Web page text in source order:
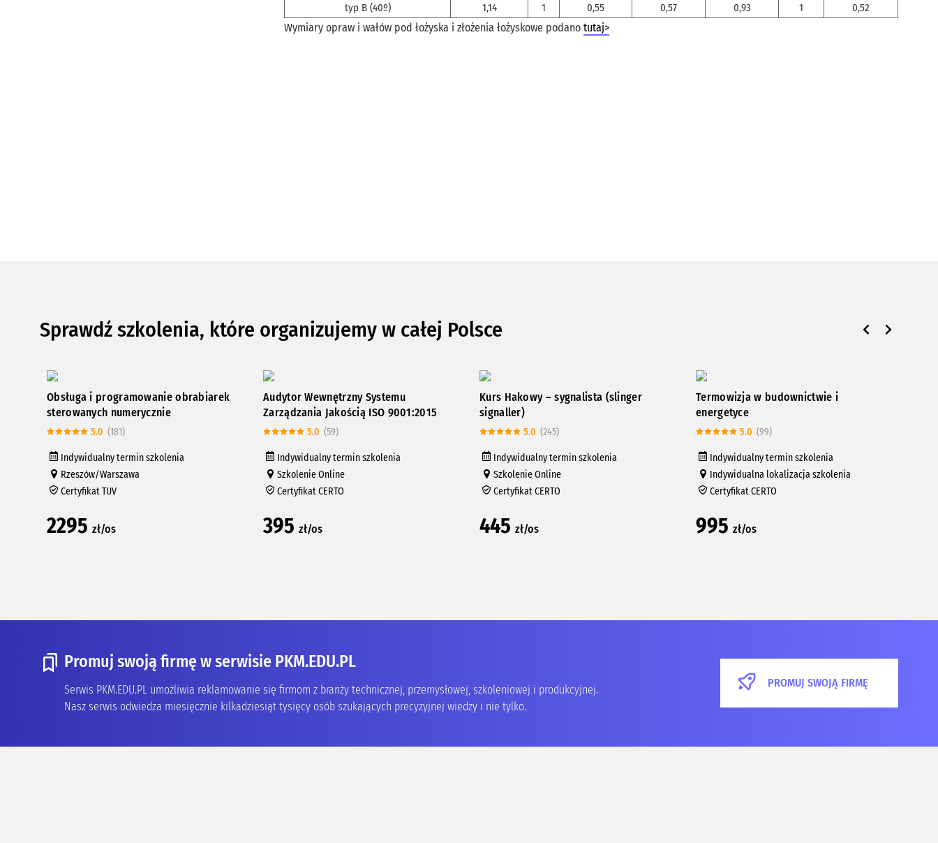
typ B (40º)
1,14 1 0,55 0,57 0,93 1 0,52
Wymiary opraw i wałów pod łożyska i złożenia łożyskowe podano tutaj>
Sprawdź szkolenia, które organizujemy w całej Polsce
Obsługa i programowanie obrabiarek
sterowanych numerycznie
5.0 (181)
Indywidualny termin szkolenia
Rzeszów/Warszawa
Certyfikat TUV
2295 zł/os
Audytor Wewnętrzny Systemu
Zarządzania Jakością ISO 9001:2015
5.0 (59)
Indywidualny termin szkolenia
Szkolenie Online
Certyfikat CERTO
395 zł/os
Kurs Hakowy – sygnalista (slinger
signaller)
5.0 (245)
Indywidualny termin szkolenia
Szkolenie Online
Certyfikat CERTO
445 zł/os
Termowizja w budownictwie i
energetyce
5.0 (99)
Indywidualny termin szkolenia
Indywidualna lokalizacja szkolenia
Certyfikat CERTO
995 zł/os
Promuj swoją firmę w serwisie PKM.EDU.PL
Serwis PKM.EDU.PL umożliwia reklamowanie się firmom z branży technicznej, przemysłowej, szkoleniowej i produkcyjnej.
Nasz serwis odwiedza miesięcznie kilkadziesiąt tysięcy osób szukających precyzyjnej wiedzy i nie tylko.
PROMUJ SWOJĄ FIRMĘ